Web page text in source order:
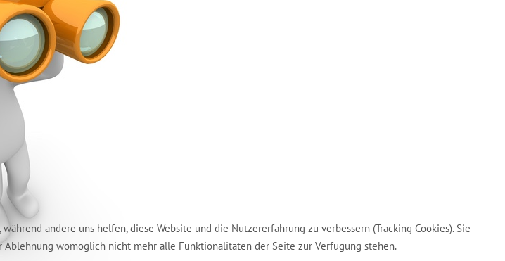
andere uns helfen, diese Website und die Nutzererfahrung zu verbessern (Tracking Cookies). Sie
womöglich nicht mehr alle Funktionalitäten der Seite zur Verfügung stehen.